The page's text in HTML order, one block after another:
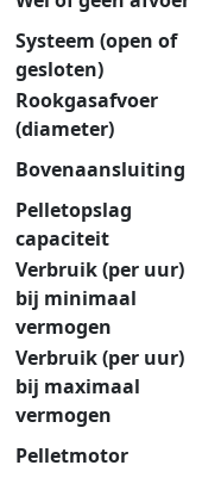
Systeem (open of
gesloten)
Rookgasafvoer
(diameter)
Bovenaansluiting
Pelletopslag
capaciteit
Verbruik (per uur)
bij minimaal
vermogen
Verbruik (per uur)
bij maximaal
vermogen
Pelletmotor